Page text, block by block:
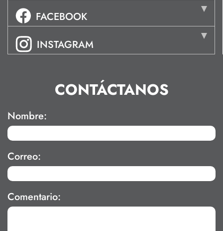
FACEBOOK
INSTAGRAM
CONTÁCTANOS
Nombre:
Correo:
Comentario: